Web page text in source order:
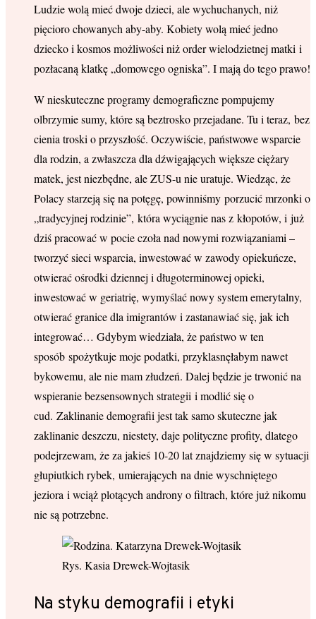
Ludzie wolą mieć dwoje dzieci, ale wychuchanych, niż
pięcioro chowanych aby-aby. Kobiety wolą mieć jedno
dziecko i kosmos możliwości niż order wielodzietnej matki i
pozłacaną klatkę „domowego ogniska”. I mają do tego prawo!
W nieskuteczne programy demograficzne pompujemy
olbrzymie sumy, które są beztrosko przejadane. Tu i teraz, bez
cienia troski o przyszłość. Oczywiście, państwowe wsparcie
dla rodzin, a zwłaszcza dla dźwigających większe ciężary
matek, jest niezbędne, ale ZUS-u nie uratuje. Wiedząc, że
Polacy starzeją się na potęgę, powinniśmy porzucić mrzonki o
„tradycyjnej rodzinie”, która wyciągnie nas z kłopotów, i już
dziś pracować w pocie czoła nad nowymi rozwiązaniami –
tworzyć sieci wsparcia, inwestować w zawody opiekuńcze,
otwierać ośrodki dziennej i długoterminowej opieki,
inwestować w geriatrię, wymyślać nowy system emerytalny,
otwierać granice dla imigrantów i zastanawiać się, jak ich
integrować… Gdybym wiedziała, że państwo w ten
sposób spożytkuje moje podatki, przyklasnęłabym nawet
bykowemu, ale nie mam złudzeń. Dalej będzie je trwonić na
wspieranie bezsensownych strategii i modlić się o
cud. Zaklinanie demografii jest tak samo skuteczne jak
zaklinanie deszczu, niestety, daje polityczne profity, dlatego
podejrzewam, że za jakieś 10-20 lat znajdziemy się w sytuacji
głupiutkich rybek, umierających na dnie wyschniętego
jeziora i wciąż plotących androny o filtrach, które już nikomu
nie są potrzebne.
Rys. Kasia Drewek-Wojtasik
Na styku demografii i etyki